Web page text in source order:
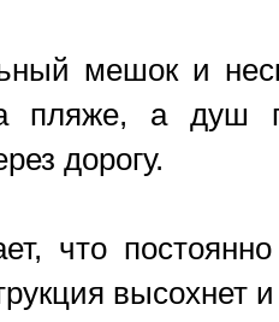
мешок и
пляже, а душ
дорогу.
что
высохнет